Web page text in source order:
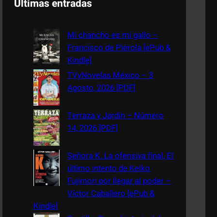
Últimas entradas
Mi chancho es mi gallo –
Francisco de Piérola [ePub &
Kindle]
TVyNovelas México – 3
Agosto, 2026 [PDF]
Terraza y Jardín – Número
14, 2026 [PDF]
Señora K. La ofensiva final, El
último intento de Keiko
Fujimori por llegar al poder –
Víctor Caballero [ePub &
Kindle]